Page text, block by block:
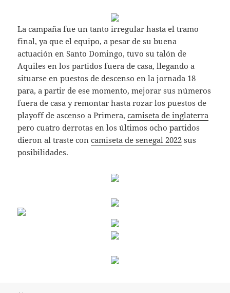
La campaña fue un tanto irregular hasta el tramo
final, ya que el equipo, a pesar de su buena
actuación en Santo Domingo, tuvo su talón de
Aquiles en los partidos fuera de casa, llegando a
situarse en puestos de descenso en la jornada 18
para, a partir de ese momento, mejorar sus números
fuera de casa y remontar hasta rozar los puestos de
playoff de ascenso a Primera,camiseta de inglaterra
pero cuatro derrotas en los últimos ocho partidos
dieron al traste concamiseta de senegal 2022 sus
posibilidades.